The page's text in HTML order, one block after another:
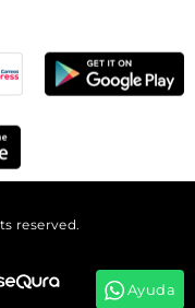
reserved.
Ayuda